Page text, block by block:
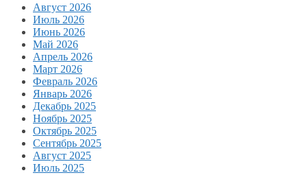
Август 2026
Июль 2026
Июнь 2026
Май 2026
Апрель 2026
Март 2026
Февраль 2026
Январь 2026
Декабрь 2025
Ноябрь 2025
Октябрь 2025
Сентябрь 2025
Август 2025
Июль 2025